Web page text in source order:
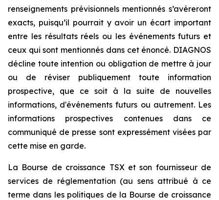
renseignements prévisionnels mentionnés s’avéreront
exacts, puisqu’il pourrait y avoir un écart important
entre les résultats réels ou les événements futurs et
ceux qui sont mentionnés dans cet énoncé. DIAGNOS
décline toute intention ou obligation de mettre à jour
ou de réviser publiquement toute information
prospective, que ce soit à la suite de nouvelles
informations, d'événements futurs ou autrement. Les
informations prospectives contenues dans ce
communiqué de presse sont expressément visées par
cette mise en garde.
La Bourse de croissance TSX et son fournisseur de
services de réglementation (au sens attribué à ce
terme dans les politiques de la Bourse de croissance